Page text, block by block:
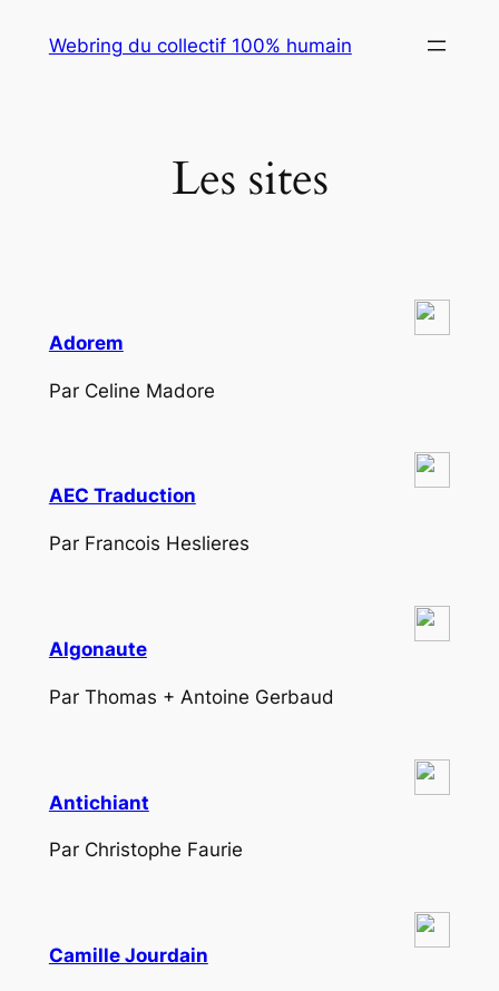
Webring du collectif 100% humain
Les sites
Adorem
Par Celine Madore
AEC Traduction
Par Francois Heslieres
Algonaute
Par Thomas + Antoine Gerbaud
Antichiant
Par Christophe Faurie
Camille Jourdain